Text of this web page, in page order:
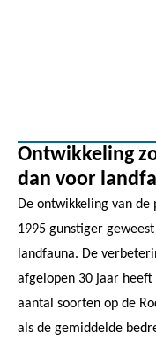
Ontwikkeling
dan voor
De ontwikkeling van de
1995 gunstiger
landfauna. De
afgelopen 30 jaar
aantal soorten op de
als de gemiddelde